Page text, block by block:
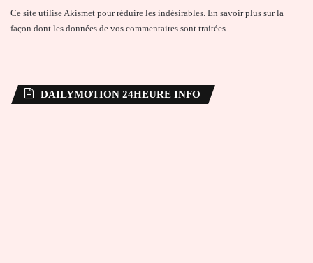
Ce site utilise Akismet pour réduire les indésirables. En savoir plus sur la
façon dont les données de vos commentaires sont traitées.
DAILYMOTION 24HEURE INFO